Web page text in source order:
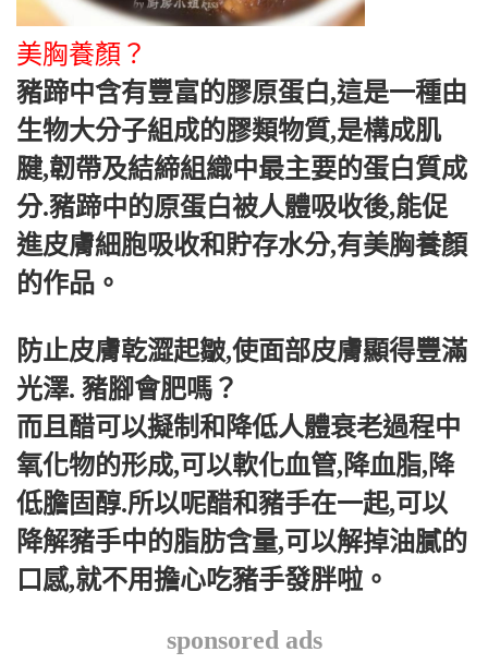
美胸養顏？
豬蹄中含有豐富的膠原蛋白,這是一種由
生物大分子組成的膠類物質,是構成肌
腱,韌帶及結締組織中最主要的蛋白質成
分.豬蹄中的原蛋白被人體吸收後,能促
進皮膚細胞吸收和貯存水分,有美胸養顏
的作品。
防止皮膚乾澀起皺,使面部皮膚顯得豐滿
光澤. 豬腳會肥嗎？
而且醋可以擬制和降低人體衰老過程中
氧化物的形成,可以軟化血管,降血脂,降
低膽固醇.所以呢醋和豬手在一起,可以
降解豬手中的脂肪含量,可以解掉油膩的
口感,就不用擔心吃豬手發胖啦。
sponsored ads